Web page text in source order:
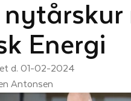
nytårskur
Energi
d. 01-02-2024
Antonsen